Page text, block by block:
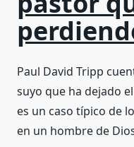
Paul David Tripp
suyo que ha dejado
es un caso típico de
en un hombre de